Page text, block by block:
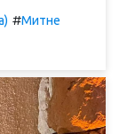
#Митне